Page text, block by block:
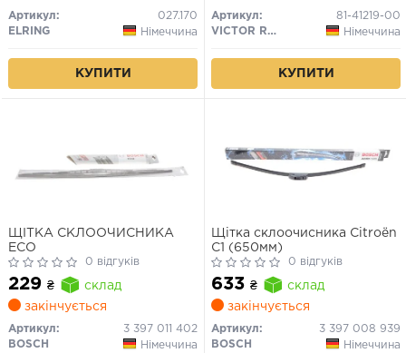
Артикул:
027.170
ELRING
Німеччина
КУПИТИ
Артикул:
81-41219-00
VICTOR REINZ
Німеччина
КУПИТИ
ЩІТКА СКЛООЧИСНИКА
ECO
0 відгуків
229 ₴
склад
закінчується
Артикул:
3 397 011 402
BOSCH
Німеччина
Щітка склоочисника Citroën
C1 (650мм)
0 відгуків
633 ₴
склад
закінчується
Артикул:
3 397 008 939
BOSCH
Німеччина